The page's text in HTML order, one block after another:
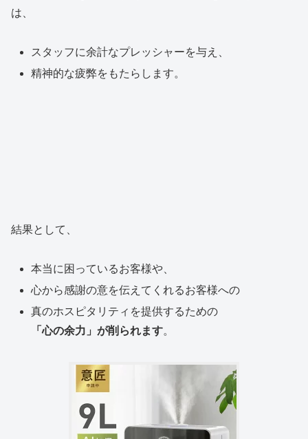
は、
スタッフに余計なプレッシャーを与え、
精神的な疲弊をもたらします。
結果として、
本当に困っているお客様や、
心から感謝の意を伝えてくれるお客様への
真のホスピタリティを提供するための
「心の余力」が削られます。